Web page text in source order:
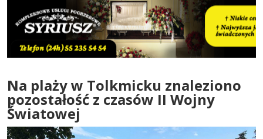
Na plaży w Tolkmicku znaleziono
pozostałość z czasów II Wojny
Światowej